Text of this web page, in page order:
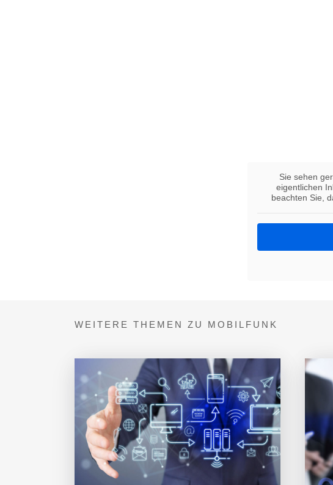
Sie sehen
eigentlichen
beachten Sie,
WEITERE THEMEN ZU MOBILFUNK